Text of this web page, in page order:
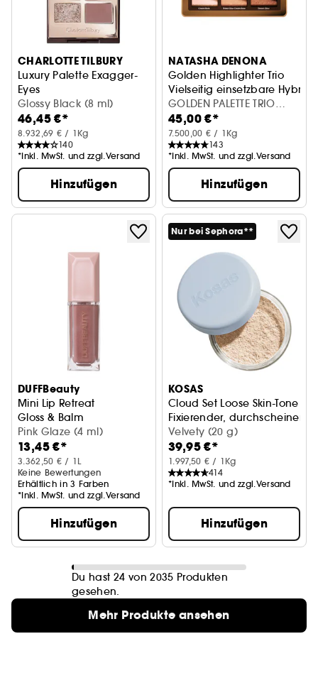
CHARLOTTE TILBURY
Luxury Palette Exagger-
Eyes
Palette mit 4 Lidschatten
Glossy Black (8 ml)
46,45 €*
8.932,69 € / 1Kg
140
*Inkl. MwSt. und zzgl.Versand
Hinzufügen
NATASHA DENONA
Golden Highlighter Trio
Vielseitig einsetzbare
GOLDEN PALETTE TRIO
HIGHLIGHTER
45,00 €*
7.500,00 € / 1Kg
143
*Inkl. MwSt. und zzgl.Versand
Hinzufügen
DUFFBeauty
Mini Lip Retreat
Gloss & Balm
Pink Glaze (4 ml)
13,45 €*
3.362,50 € / 1L
Keine Bewertungen
Erhältlich in 3 Farben
*Inkl. MwSt. und zzgl.Versand
Hinzufügen
Nur bei Sephora**
KOSAS
Cloud Set Loose Skin-Tone
Fixierender,
Velvety (20 g)
39,95 €*
1.997,50 € / 1Kg
414
*Inkl. MwSt. und zzgl.Versand
Hinzufügen
Du hast 24 von 2035 Produkten
gesehen.
Mehr Produkte ansehen